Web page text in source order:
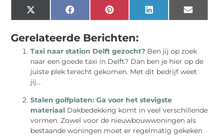
X
(Twitter)
FacebookPinterestLinkedInEmail
Gerelateerde Berichten:
Taxi naar station Delft gezocht? Ben jij op zoek
naar een goede taxi in Delft? Dan ben je hier op de
juiste plek terecht gekomen. Met dit bedrijf weet
jij...
Stalen golfplaten: Ga voor het stevigste
materiaal Dakbedekking komt in veel verschillende
vormen. Zowel voor de nieuwbouwwoningen als
bestaande woningen moet er regelmatig gekeken